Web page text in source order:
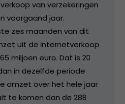
van verzekeringen
voorgaand jaar.
zes maanden van dit
uit de internetverkoop
miljoen euro. Dat is 20
in dezelfde periode
omzet over het hele jaar
te komen dan de 288